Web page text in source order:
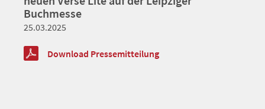
Buchmesse
25.03.2025
Download Pressemitteilung